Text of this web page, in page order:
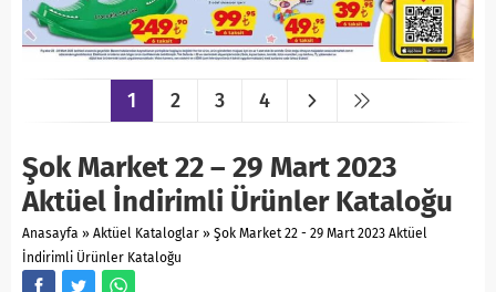
1 2 3 4
Şok Market 22 – 29 Mart 2023
Aktüel İndirimli Ürünler Kataloğu
Anasayfa » Aktüel Kataloglar » Şok Market 22 - 29 Mart 2023 Aktüel
İndirimli Ürünler Kataloğu